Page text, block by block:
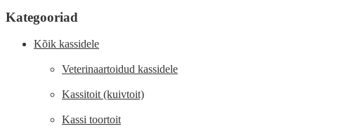
Kategooriad
Kõik kassidele
Veterinaartoidud kassidele
Kassitoit (kuivtoit)
Kassi toortoit